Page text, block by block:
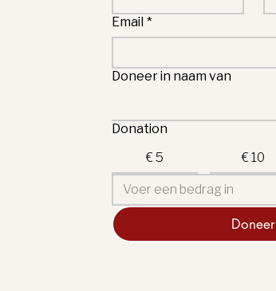
Email *
Doneer in naam van
Donation
€ 5
€ 10
Doneer